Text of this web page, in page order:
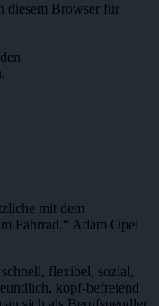
diesem Browser für
mit dem
Fahrrad.“ Adam Opel
flexibel, sozial,
kopf-befreiend